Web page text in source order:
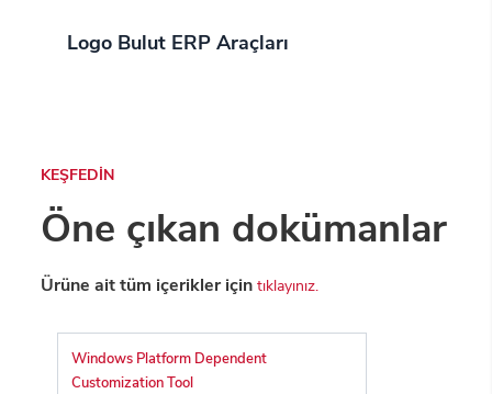
Logo Bulut ERP Araçları
KEŞFEDİN
Öne çıkan dokümanlar
Ürüne ait tüm içerikler içintıklayınız.
Windows Platform Dependent
Customization Tool